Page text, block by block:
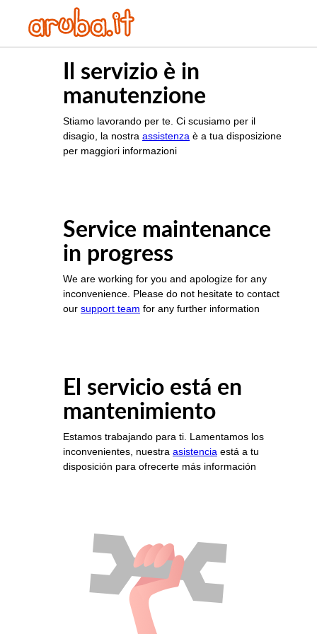
Il servizio è in
manutenzione
Stiamo lavorando per te. Ci scusiamo per il
disagio, la nostra assistenza è a tua disposizione
per maggiori informazioni
Service maintenance
in progress
We are working for you and apologize for any
inconvenience. Please do not hesitate to contact
our support team for any further information
El servicio está en
mantenimiento
Estamos trabajando para ti. Lamentamos los
inconvenientes, nuestra asistencia está a tu
disposición para ofrecerte más información